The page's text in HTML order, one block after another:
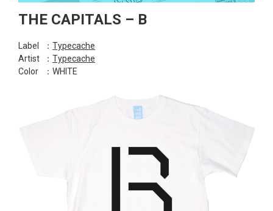
THE CAPITALS – B
Label ： Typecache
Artist
： Typecache
Color
：WHITE